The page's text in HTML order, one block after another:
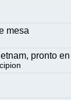
mesa
pronto